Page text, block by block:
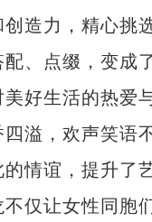
造力，精心挑
、点缀，变成
好生活的热爱
，欢声笑语不
情谊，提升了
让女性同胞们